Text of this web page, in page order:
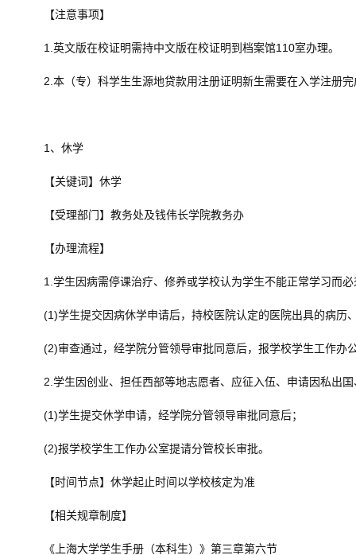
【注意事项】
1.英文版在校证明需持中文版在校证明到档案馆110室办理。
2.本（专）科学生生源地贷款用注册证明新生需要在入学注册
1、休学
【关键词】休学
【受理部门】教务处及钱伟长学院教务办
【办理流程】
1.学生因病需停课治疗、修养或学校认为学生不能正常学习而
(1)学生提交因病休学申请后，持校医院认定的医院出具的病历
(2)审查通过，经学院分管领导审批同意后，报学校学生工作办
2.学生因创业、担任西部等地志愿者、应征入伍、申请因私出
(1)学生提交休学申请，经学院分管领导审批同意后；
(2)报学校学生工作办公室提请分管校长审批。
【时间节点】休学起止时间以学校核定为准
【相关规章制度】
《上海大学学生手册（本科生）》第三章第六节